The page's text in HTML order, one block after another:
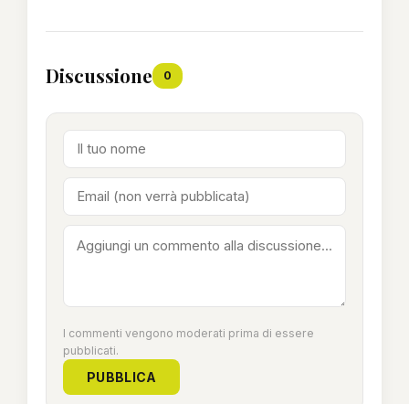
Discussione 0
I commenti vengono moderati prima di essere
pubblicati.
PUBBLICA